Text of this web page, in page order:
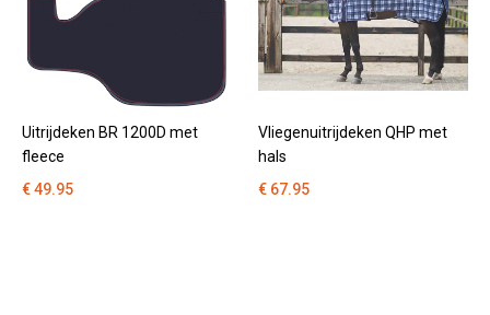
Uitrijdeken BR 1200D met
fleece
€ 49.95
Vliegenuitrijdeken QHP met
hals
€ 67.95